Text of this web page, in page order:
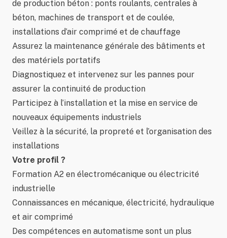
de production béton : ponts roulants, centrales à
béton, machines de transport et de coulée,
installations d’air comprimé et de chauffage
Assurez la maintenance générale des bâtiments et
des matériels portatifs
Diagnostiquez et intervenez sur les pannes pour
assurer la continuité de production
Participez à l’installation et la mise en service de
nouveaux équipements industriels
Veillez à la sécurité, la propreté et l’organisation des
installations
Votre profil ?
Formation A2 en électromécanique ou électricité
industrielle
Connaissances en mécanique, électricité, hydraulique
et air comprimé
Des compétences en automatisme sont un plus